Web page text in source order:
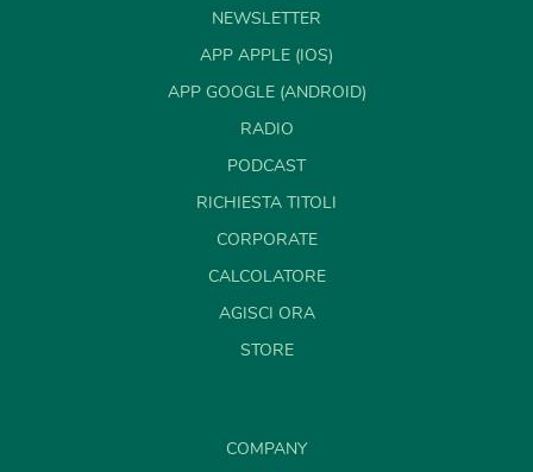
NEWSLETTER
APP APPLE (IOS)
APP GOOGLE (ANDROID)
RADIO
PODCAST
RICHIESTA TITOLI
CORPORATE
CALCOLATORE
AGISCI ORA
STORE
COMPANY